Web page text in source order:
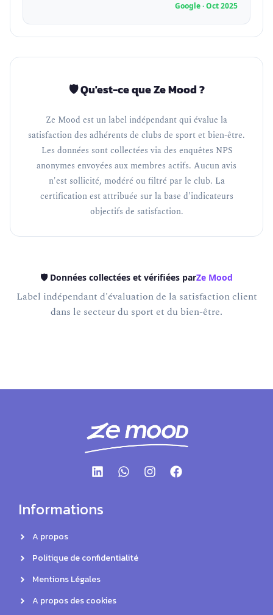
Google · Oct 2025
🛡️ Qu'est-ce que Ze Mood ?
Ze Mood est un label indépendant qui évalue la
satisfaction des adhérents de clubs de sport et bien-être.
Les données sont collectées via des enquêtes NPS
anonymes envoyées aux membres actifs. Aucun avis
n'est sollicité, modéré ou filtré par le club. La
certification est attribuée sur la base d'indicateurs
objectifs de satisfaction.
🛡️ Données collectées et vérifiées parZe Mood
Label indépendant d'évaluation de la satisfaction client
dans le secteur du sport et du bien-être.
Informations
A propos
Politique de confidentialité
Mentions Légales
A propos des cookies